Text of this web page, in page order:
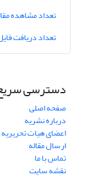
تعداد مشاهده
تعداد دریافت
دسترسی
صفحه اصلی
درباره نشریه
اعضای هیات تحریریه
ارسال مقاله
تماس با ما
نقشه سایت